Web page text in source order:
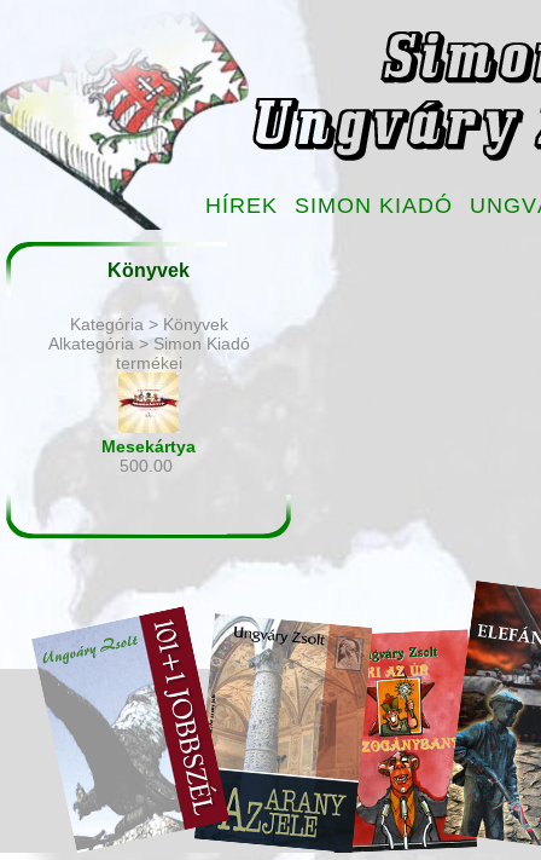
HÍREK SIMON KIADÓ
Könyvek
Kategória > Könyvek
Alkategória > Simon Kiadó
termékei
Mesekártya
500.00